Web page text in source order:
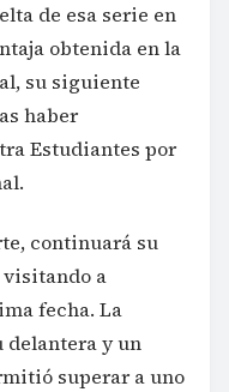
de esa serie en
obtenida en la
su siguiente
haber
Estudiantes por
continuará su
a
fecha. La
delantera y un
superar a uno